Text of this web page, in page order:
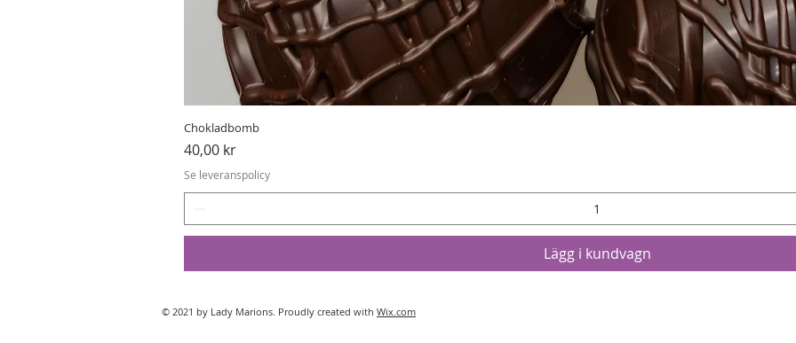
Chokladbomb
Pris
40,00 kr
Se leveranspolicy
Lägg i kundvagn
© 2021 by Lady Marions. Proudly created with Wix.com